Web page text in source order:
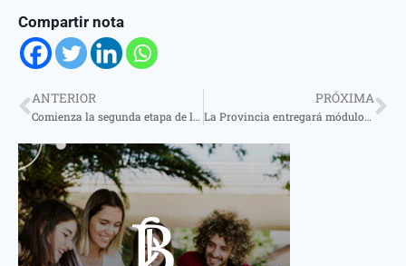
Compartir nota
ANTERIOR
Comienza la segunda etapa de la concesión del puente internacional Santo Tomé y São Borja
PRÓXIMA
La Provincia entregará módulos sin gluten a más de 1.700 personas celíacas